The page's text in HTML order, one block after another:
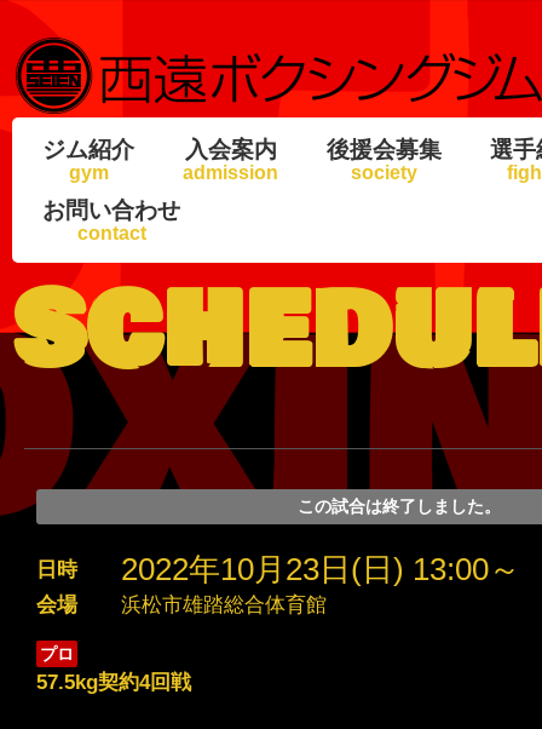
ジム紹介
gym
入会案内
admission
後援会募集
society
選手
お問い合わせ
contact
この試合は終了しました。
日時 2022年10月23日(日) 13:00～
会場 浜松市雄踏総合体育館
プロ
57.5kg契約4回戦